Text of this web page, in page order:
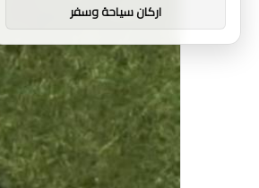
اركان سياحة وسفر